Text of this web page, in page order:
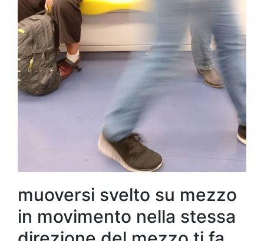
muoversi svelto su mezzo
in movimento nella stessa